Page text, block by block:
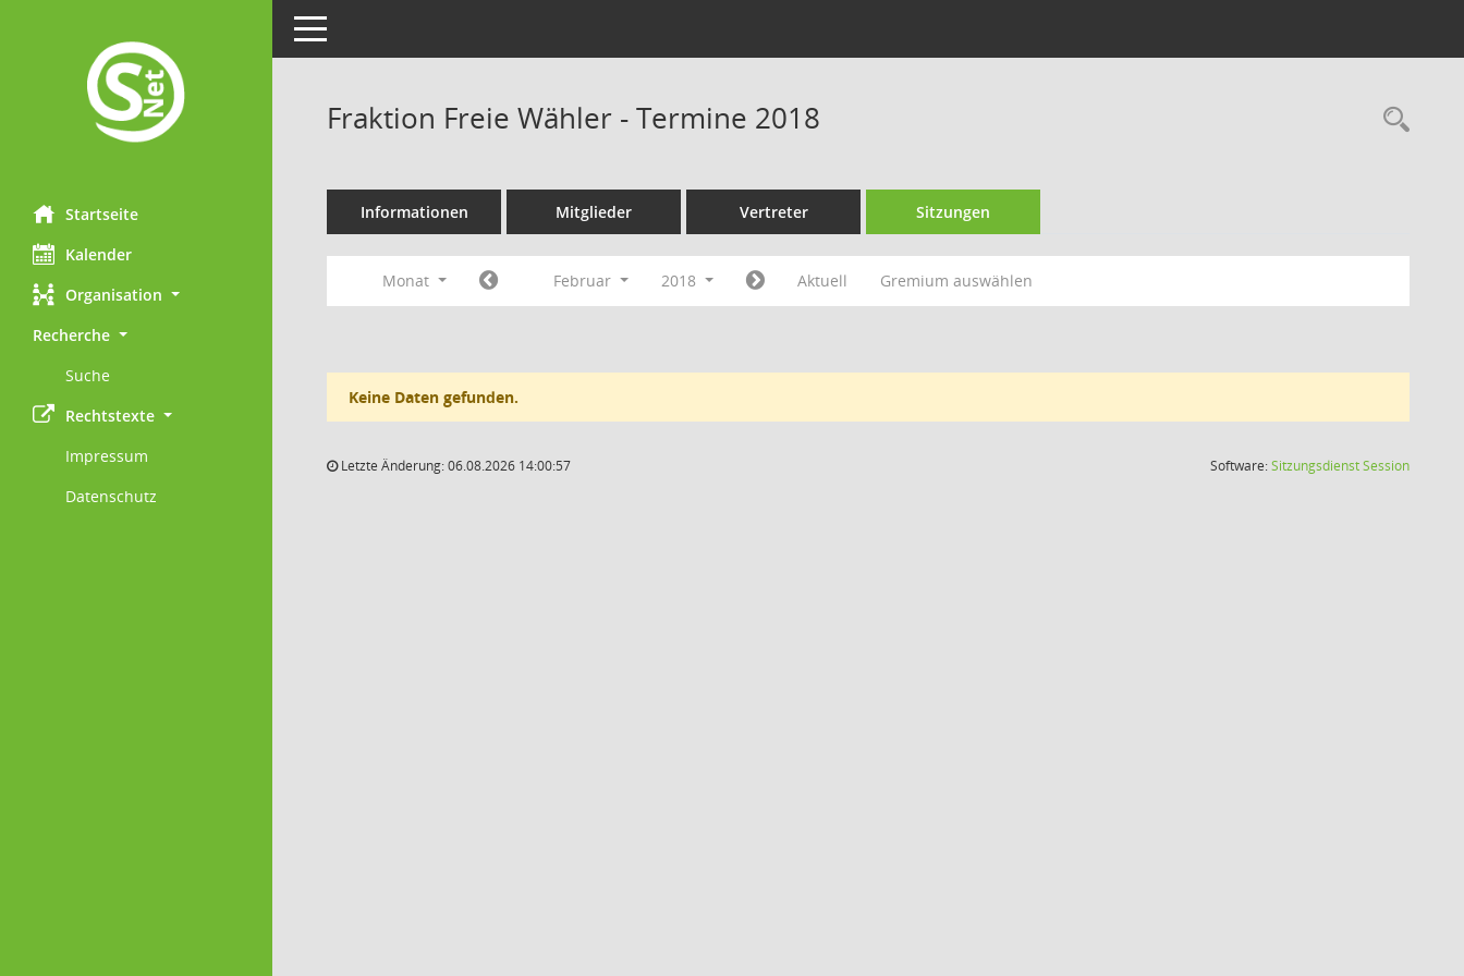
Startseite
Kalender
Organisation
Recherche
Suche
Rechtstexte
Impressum
Datenschutz
Toggle navigation
Fraktion Freie Wähler - Termine 2018
Informationen Mitglieder Vertreter Sitzungen
Monat Februar 2018 Aktuell Gremium auswählen
Keine Daten gefunden.
Letzte Änderung: 06.08.2026 14:00:57 Software:SitzungsdienstSession(Wird in